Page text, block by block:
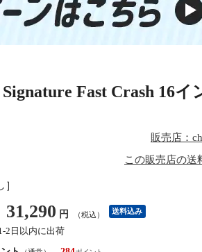
Fast Crash 16イ
販売店：
この販売店の送
］
31,290 円 （税込） 送料込み
2日以内に出荷